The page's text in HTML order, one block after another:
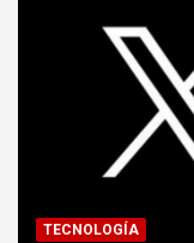
TECNOLOGÍA